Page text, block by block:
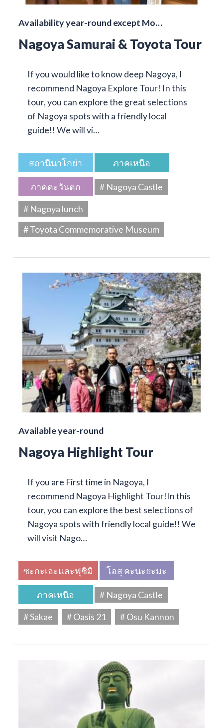
Availability year-round except Mo…
Nagoya Samurai & Toyota Tour
If you would like to know deep Nagoya, I
recommend Nagoya Explore Tour! In this
tour, you can explore the great selections
of Nagoya spots with a friendly local
guide!! We will vi…
สถานีนาโกย่า ภาคเหนือ
ภาคตะวันตก
# Nagoya Castle
# Nagoya lunch
# Toyota Commemorative Museum
Available year-round
Nagoya Highlight Tour
If you are First time in Nagoya, I
recommend Nagoya Highlight Tour!In this
tour, you can explore the best selections of
Nagoya spots with friendly local guide!! We
will visit Nago…
ซะกะเอะและฟุชิมิ โอสุ คะนะยะมะ
ภาคเหนือ
# Nagoya Castle
# Sakae
# Oasis 21 # Osu Kannon